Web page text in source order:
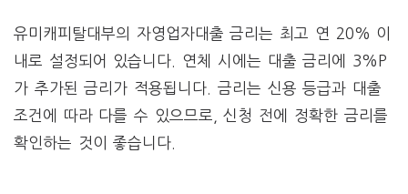
유미캐피탈대부의 자영업자대출 금리는 최고 연 20% 이
내로 설정되어 있습니다. 연체 시에는 대출 금리에 3%P
가 추가된 금리가 적용됩니다. 금리는 신용 등급과 대출
조건에 따라 다를 수 있으므로, 신청 전에 정확한 금리를
확인하는 것이 좋습니다.